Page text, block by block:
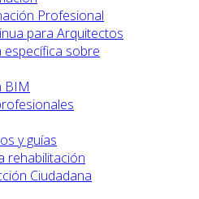
Profesional
para Arquitectos
específica sobre
BIM
y guías
rehabilitación
Ciudadana